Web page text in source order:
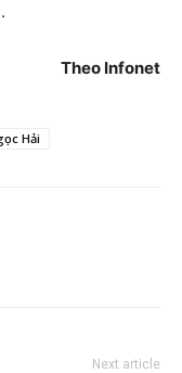
Theo Infonet
Hải
Next article